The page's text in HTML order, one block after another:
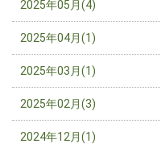
2025年05月(4)
2025年04月(1)
2025年03月(1)
2025年02月(3)
2024年12月(1)